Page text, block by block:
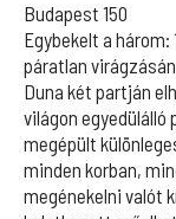
Budapest 150
Egybekelt a
páratlan
Duna két partján
világon egyedülálló
megépült
minden korban,
megénekelni valót